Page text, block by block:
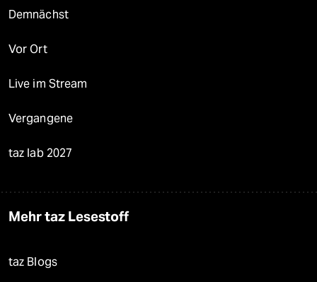
Demnächst
Vor Ort
Live im Stream
Vergangene
taz lab 2027
Mehr taz Lesestoff
taz Blogs